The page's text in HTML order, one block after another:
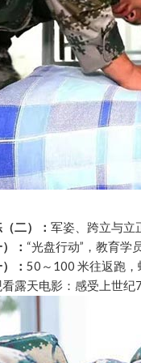
二）： 军姿、跨立与立
： “光盘行动”，教育学
： 50～100 米往返跑，
露天电影：感受上世纪